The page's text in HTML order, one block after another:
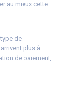
au mieux cette
de
plus à
de paiement,